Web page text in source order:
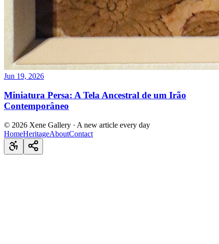
Jun 19, 2026
Miniatura Persa: A Tela Ancestral de um Irão
Contemporâneo
© 2026 Xene Gallery · A new article every day
HomeHeritageAboutContact